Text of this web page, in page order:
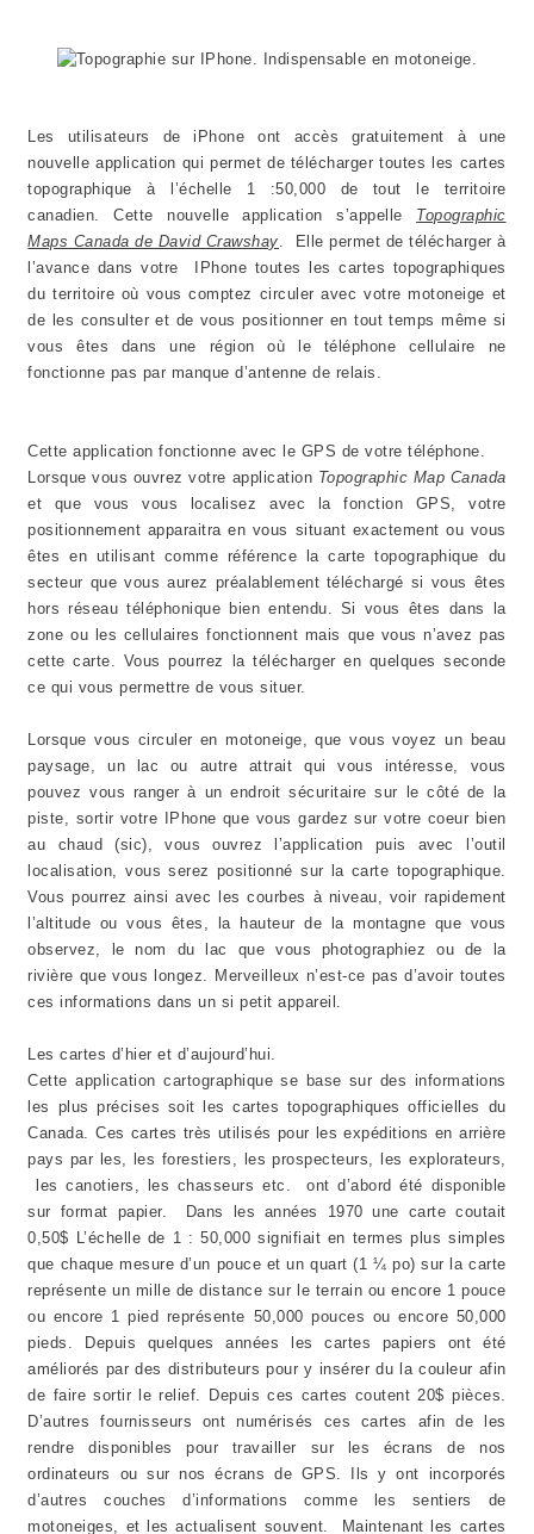
Les utilisateurs de iPhone ont accès gratuitement à une
nouvelle application qui permet de télécharger toutes les cartes
topographique à l’échelle 1 :50,000 de tout le territoire
canadien. Cette nouvelle application s’appelle Topographic
Maps Canada de David Crawshay. Elle permet de télécharger à
l’avance dans votre IPhone toutes les cartes topographiques
du territoire où vous comptez circuler avec votre motoneige et
de les consulter et de vous positionner en tout temps même si
vous êtes dans une région où le téléphone cellulaire ne
fonctionne pas par manque d’antenne de relais.
Cette application fonctionne avec le GPS de votre téléphone.
Lorsque vous ouvrez votre application Topographic Map Canada
et que vous vous localisez avec la fonction GPS, votre
positionnement apparaitra en vous situant exactement ou vous
êtes en utilisant comme référence la carte topographique du
secteur que vous aurez préalablement téléchargé si vous êtes
hors réseau téléphonique bien entendu. Si vous êtes dans la
zone ou les cellulaires fonctionnent mais que vous n’avez pas
cette carte. Vous pourrez la télécharger en quelques seconde
ce qui vous permettre de vous situer.
Lorsque vous circuler en motoneige, que vous voyez un beau
paysage, un lac ou autre attrait qui vous intéresse, vous
pouvez vous ranger à un endroit sécuritaire sur le côté de la
piste, sortir votre IPhone que vous gardez sur votre coeur bien
au chaud (sic), vous ouvrez l’application puis avec l’outil
localisation, vous serez positionné sur la carte topographique.
Vous pourrez ainsi avec les courbes à niveau, voir rapidement
l’altitude ou vous êtes, la hauteur de la montagne que vous
observez, le nom du lac que vous photographiez ou de la
rivière que vous longez. Merveilleux n’est-ce pas d’avoir toutes
ces informations dans un si petit appareil.
Les cartes d’hier et d’aujourd’hui.
Cette application cartographique se base sur des informations
les plus précises soit les cartes topographiques officielles du
Canada. Ces cartes très utilisés pour les expéditions en arrière
pays par les, les forestiers, les prospecteurs, les explorateurs,
les canotiers, les chasseurs etc. ont d’abord été disponible
sur format papier. Dans les années 1970 une carte coutait
0,50$ L’échelle de 1 : 50,000 signifiait en termes plus simples
que chaque mesure d’un pouce et un quart (1 ¼ po) sur la carte
représente un mille de distance sur le terrain ou encore 1 pouce
ou encore 1 pied représente 50,000 pouces ou encore 50,000
pieds. Depuis quelques années les cartes papiers ont été
améliorés par des distributeurs pour y insérer du la couleur afin
de faire sortir le relief. Depuis ces cartes coutent 20$ pièces.
D’autres fournisseurs ont numérisés ces cartes afin de les
rendre disponibles pour travailler sur les écrans de nos
ordinateurs ou sur nos écrans de GPS. Ils y ont incorporés
d’autres couches d’informations comme les sentiers de
motoneiges, et les actualisent souvent. Maintenant les cartes